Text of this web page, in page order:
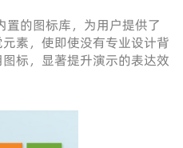
置的图标库，为用户提供了
素，使即使没有专业设计背
标，显著提升演示的表达效